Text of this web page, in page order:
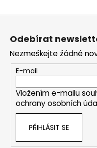
Z
Odebírat
Nezmeškejte žádné
E-mail
Vložením e-mailu
ochrany osobních
PŘIHLÁSIT SE